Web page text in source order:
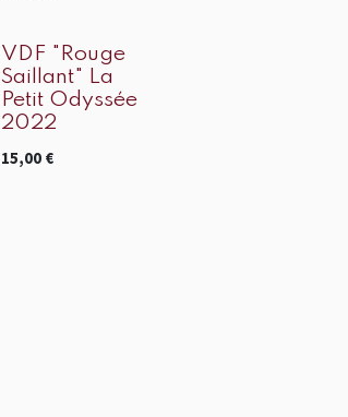
VDF "Rouge
Saillant" La
Petit Odyssée
2022
15,00 €